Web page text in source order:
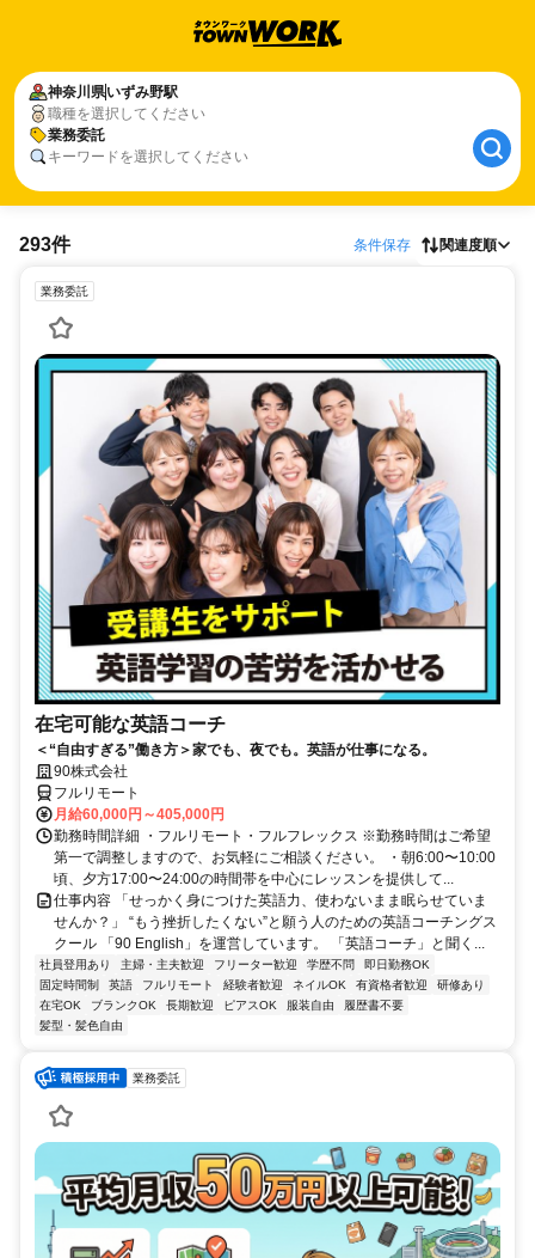
神奈川県いずみ野駅
職種を選択してください
業務委託
キーワードを選択してください
293件 条件保存 関連度順
業務委託
在宅可能な英語コーチ
＜“自由すぎる”働き方＞家でも、夜でも。英語が仕事になる。
90株式会社
フルリモート
月給60,000円～405,000円
勤務時間詳細 ・フルリモート・フルフレックス ※勤務時間はご希望
第一で調整しますので、お気軽にご相談ください。 ・朝6:00〜10:00
頃、夕方17:00〜24:00の時間帯を中心にレッスンを提供して...
仕事内容 「せっかく身につけた英語力、使わないまま眠らせていま
せんか？」 “もう挫折したくない”と願う人のための英語コーチングス
クール 「90 English」を運営しています。 「英語コーチ」と聞く...
社員登用あり 主婦・主夫歓迎 フリーター歓迎 学歴不問
即日勤務OK
固定時間制
英語 フルリモート 経験者歓迎 ネイルOK 有資格者歓迎
研修あり
在宅OK
ブランクOK 長期歓迎 ピアスOK 服装自由
履歴書不要
髪型・髪色自由
業務委託